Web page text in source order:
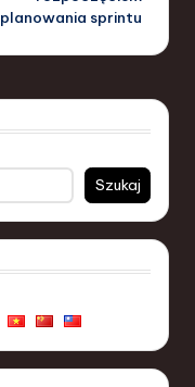
planowania sprintu
Szukaj